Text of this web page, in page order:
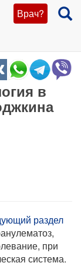
Врач?
в
раздел
при
система.